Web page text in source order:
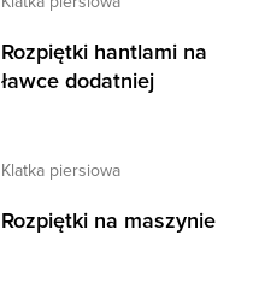
Rozpiętki hantlami na
ławce dodatniej
klatka piersiowa
Rozpiętki na maszynie